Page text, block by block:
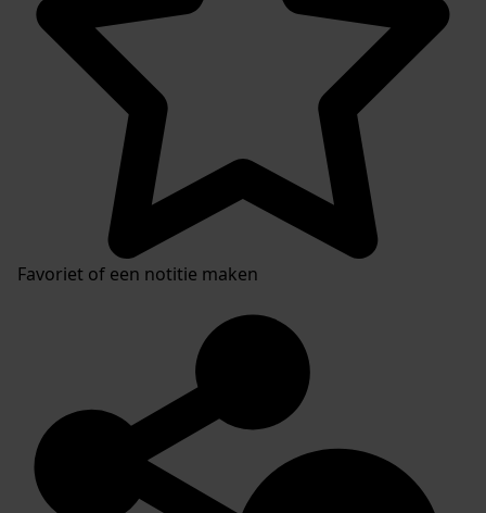
Favoriet of een notitie maken